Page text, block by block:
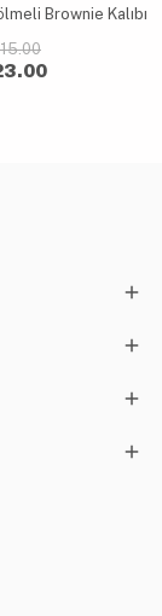
Brownie Kalıbı